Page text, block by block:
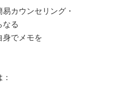
易カウンセリング・
なる
身でメモを